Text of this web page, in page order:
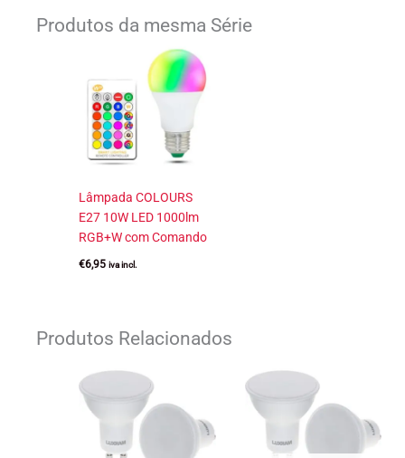
Produtos da mesma Série
Lâmpada COLOURS
E27 10W LED 1000lm
RGB+W com Comando
€6,95 iva incl.
Produtos Relacionados